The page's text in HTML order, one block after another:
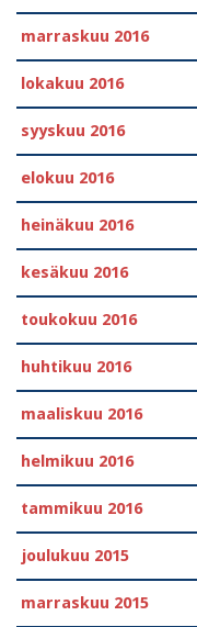
marraskuu 2016
lokakuu 2016
syyskuu 2016
elokuu 2016
heinäkuu 2016
kesäkuu 2016
toukokuu 2016
huhtikuu 2016
maaliskuu 2016
helmikuu 2016
tammikuu 2016
joulukuu 2015
marraskuu 2015